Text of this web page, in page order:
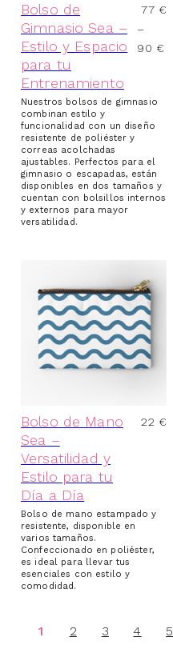
Bolso de
Gimnasio Sea –
Estilo y Espacio
para tu
Entrenamiento
77 €
–
90 €
Nuestros bolsos de gimnasio
combinan estilo y
funcionalidad con un diseño
resistente de poliéster y
correas acolchadas
ajustables. Perfectos para el
gimnasio o escapadas, están
disponibles en dos tamaños y
cuentan con bolsillos internos
y externos para mayor
versatilidad.
Bolso de Mano
Sea –
Versatilidad y
Estilo para tu
Día a Día
22 €
Bolso de mano estampado y
resistente, disponible en
varios tamaños.
Confeccionado en poliéster,
es ideal para llevar tus
esenciales con estilo y
comodidad.
1 2 3 4 5